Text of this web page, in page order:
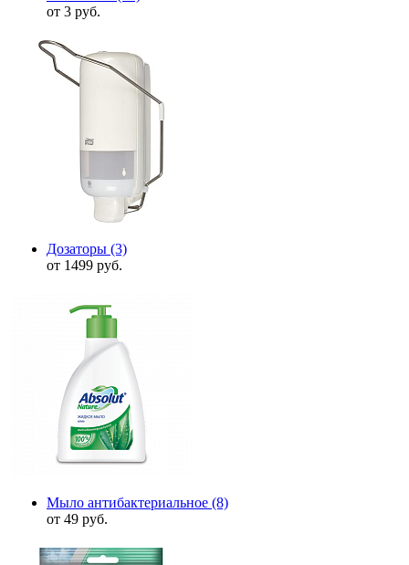
от 3 руб.
Дозаторы (3)
от 1499 руб.
Мыло антибактериальное (8)
от 49 руб.